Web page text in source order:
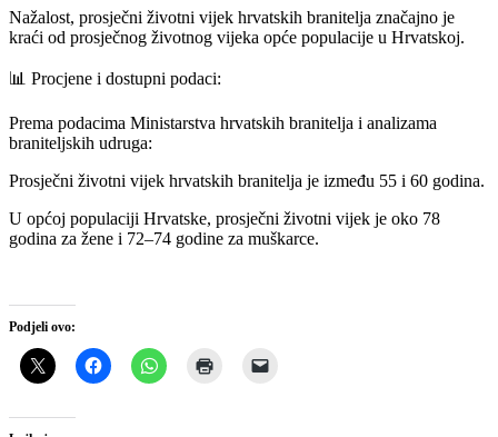
Nažalost, prosječni životni vijek hrvatskih branitelja značajno je
kraći od prosječnog životnog vijeka opće populacije u Hrvatskoj.
📊 Procjene i dostupni podaci:
Prema podacima Ministarstva hrvatskih branitelja i analizama
braniteljskih udruga:
Prosječni životni vijek hrvatskih branitelja je između 55 i 60 godina.
U općoj populaciji Hrvatske, prosječni životni vijek je oko 78
godina za žene i 72–74 godine za muškarce.
Podjeli ovo: